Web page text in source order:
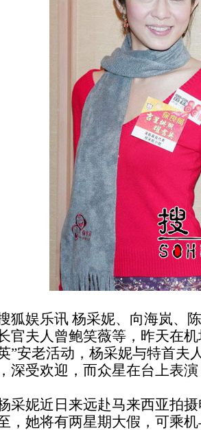
娱乐讯 杨采妮、向海岚、陈
官夫人曾鲍笑薇等，昨天在
”安老活动，杨采妮与特首夫
深受欢迎，而众星在台上表
妮近日来远赴马来西亚拍摄
，她将有两星期大假，可乘